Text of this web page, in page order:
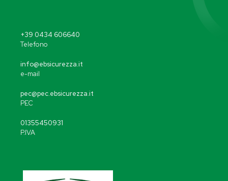
+39 0434 606640
Telefono
info@ebsicurezza.it
e-mail
pec@pec.ebsicurezza.it
PEC
01355450931
P.IVA